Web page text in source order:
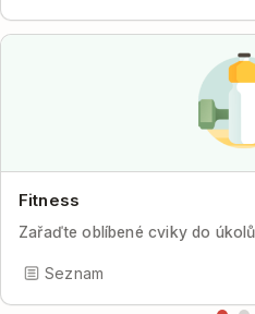
Fitness
Zařaďte oblíbené cviky do
Seznam